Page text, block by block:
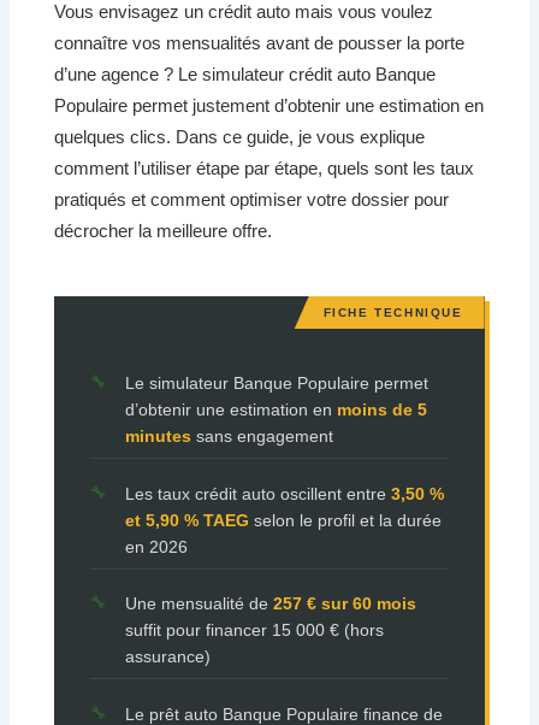
Vous envisagez un crédit auto mais vous voulez
connaître vos mensualités avant de pousser la porte
d’une agence ? Le simulateur crédit auto Banque
Populaire permet justement d’obtenir une estimation en
quelques clics. Dans ce guide, je vous explique
comment l’utiliser étape par étape, quels sont les taux
pratiqués et comment optimiser votre dossier pour
décrocher la meilleure offre.
Le simulateur Banque Populaire permet
d’obtenir une estimation en moins de 5
minutes sans engagement
Les taux crédit auto oscillent entre 3,50 %
et 5,90 % TAEG selon le profil et la durée
en 2026
Une mensualité de 257 € sur 60 mois
suffit pour financer 15 000 € (hors
assurance)
Le prêt auto Banque Populaire finance de